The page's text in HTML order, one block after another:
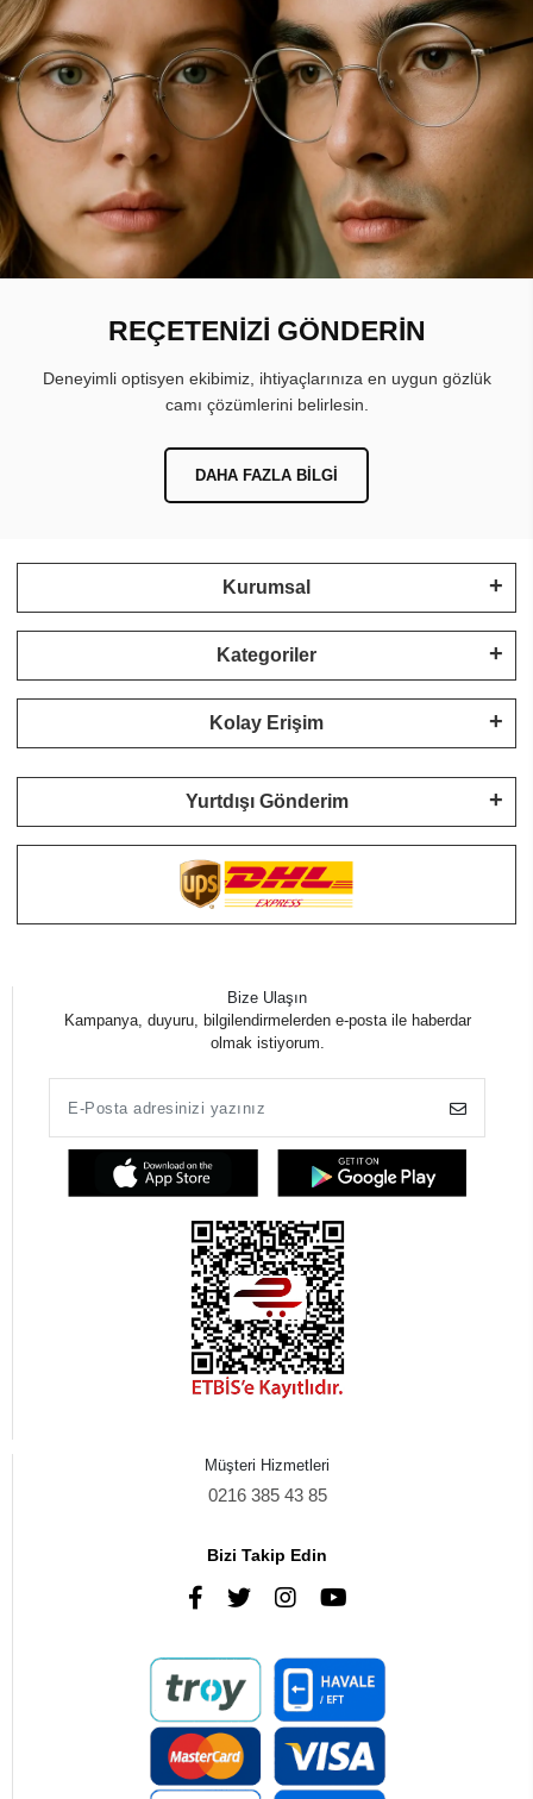
REÇETENİZİ GÖNDERİN
Deneyimli optisyen ekibimiz, ihtiyaçlarınıza en uygun gözlük
camı çözümlerini belirlesin.
DAHA FAZLA BILGI
Kurumsal
Kategoriler
Kolay Erişim
Yurtdışı Gönderim
Bize Ulaşın
Kampanya, duyuru, bilgilendirmelerden e-posta ile haberdar
olmak istiyorum.
Müşteri Hizmetleri
0216 385 43 85
Bizi Takip Edin